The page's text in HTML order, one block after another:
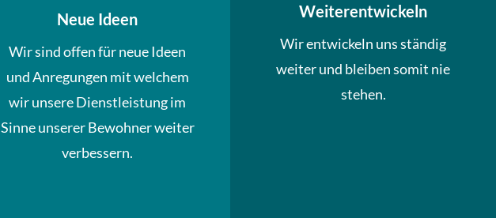
Neue Ideen
Wir sind offen für neue Ideen
und Anregungen mit welchem
wir unsere Dienstleistung im
Sinne unserer Bewohner weiter
verbessern.
Weiterentwickeln
Wir entwickeln uns ständig
weiter und bleiben somit nie
stehen.